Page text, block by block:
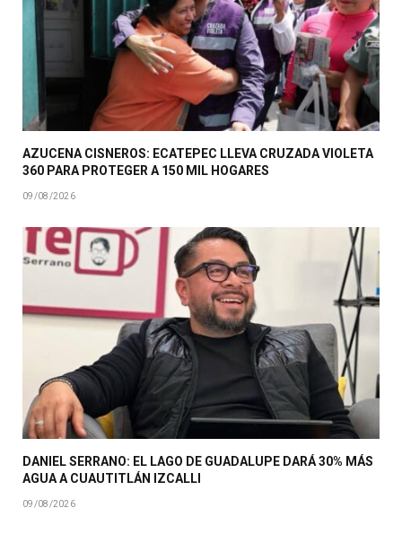
AZUCENA CISNEROS: ECATEPEC LLEVA CRUZADA VIOLETA
360 PARA PROTEGER A 150 MIL HOGARES
09/08/2026
DANIEL SERRANO: EL LAGO DE GUADALUPE DARÁ 30% MÁS
AGUA A CUAUTITLÁN IZCALLI
09/08/2026